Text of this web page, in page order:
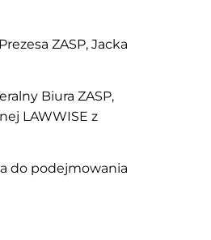
ZASP, Jacka
Biura ZASP,
LAWWISE z
do podejmowania